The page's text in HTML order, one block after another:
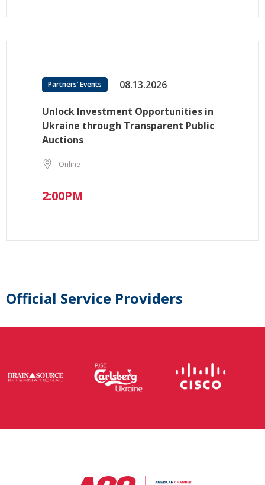
Partners’ Events 08.13.2026
Unlock Investment Opportunities in
Ukraine through Transparent Public
Auctions
Online
2:00PM
Official Service Providers